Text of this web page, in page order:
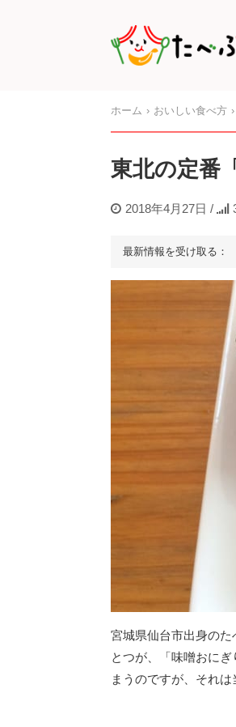
ホーム おいしい食べ方
東北の定番
2018年4月27日 /
最新情報を受け取る：
宮城県仙台市出身の
とつが、「味噌おに
まうのですが、それは